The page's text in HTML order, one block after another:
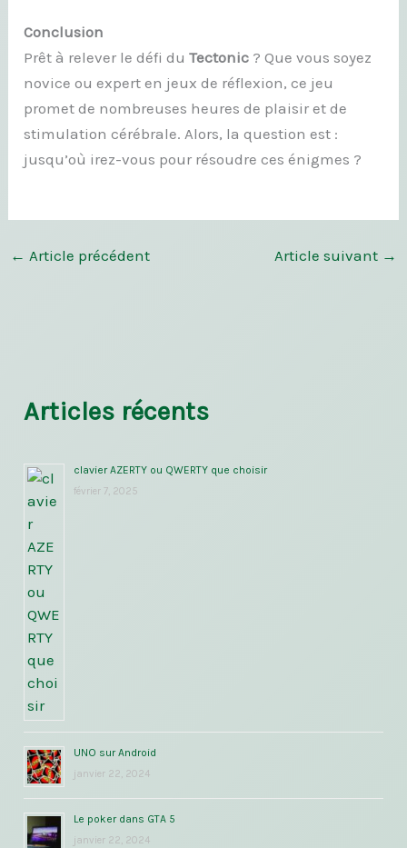
Conclusion
Prêt à relever le défi duTectonic ? Que vous soyez
novice ou expert en jeux de réflexion, ce jeu
promet de nombreuses heures de plaisir et de
stimulation cérébrale. Alors, la question est :
jusqu’où irez-vous pour résoudre ces énigmes ?
← Article précédent Article suivant →
Articles récents
clavier AZERTY ou QWERTY que choisir
février 7, 2025
UNO sur Android
janvier 22, 2024
Le poker dans GTA 5
janvier 22, 2024